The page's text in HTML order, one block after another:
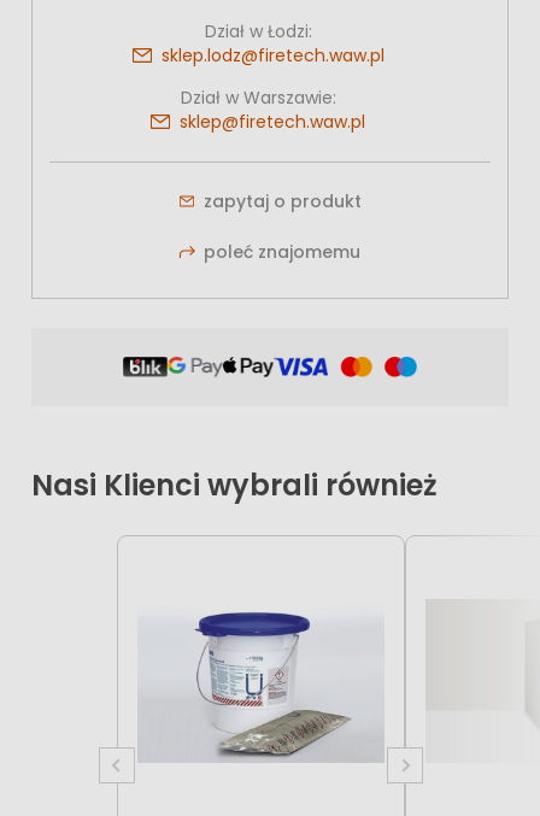
Dział w Łodzi:
sklep.lodz@firetech.waw.pl
Dział w Warszawie:
sklep@firetech.waw.pl
zapytaj o produkt
poleć znajomemu
Nasi Klienci wybrali również